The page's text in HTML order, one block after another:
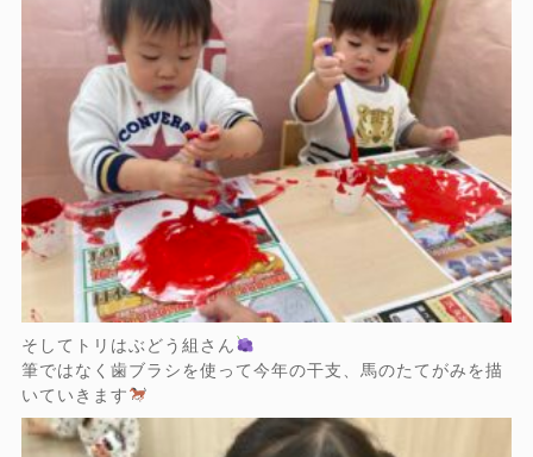
そしてトリはぶどう組さん
筆ではなく歯ブラシを使って今年の干支、馬のたてがみを描
いていきます